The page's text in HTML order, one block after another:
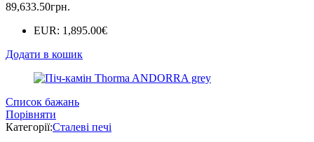
89,633.50грн.
EUR: 1,895.00€
Додати в кошик
Список бажань
Порівняти
Категорії:Сталеві печі